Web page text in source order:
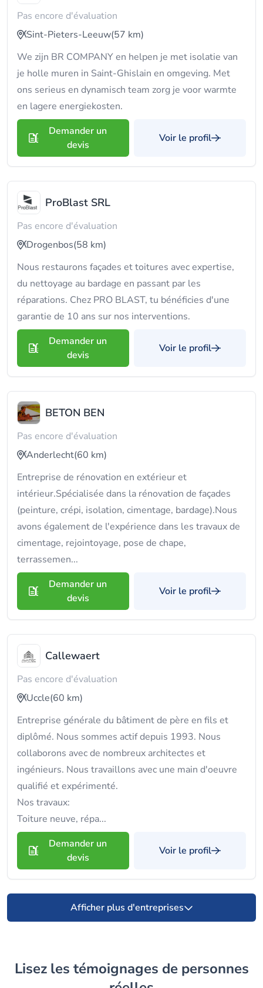
Pas encore d'évaluation
Sint-Pieters-Leeuw(57 km)
We zijn BR COMPANY en helpen je met isolatie van
je holle muren in Saint-Ghislain en omgeving. Met
ons serieus en dynamisch team zorg je voor warmte
en lagere energiekosten.
Demander un
devis
Voir le profil
ProBlast SRL
Pas encore d'évaluation
Drogenbos(58 km)
Nous restaurons façades et toitures avec expertise,
du nettoyage au bardage en passant par les
réparations. Chez PRO BLAST, tu bénéficies d'une
garantie de 10 ans sur nos interventions.
Demander un
devis
Voir le profil
BETON BEN
Pas encore d'évaluation
Anderlecht(60 km)
Entreprise de rénovation en extérieur et
intérieur.Spécialisée dans la rénovation de façades
(peinture, crépi, isolation, cimentage, bardage).Nous
avons également de l'expérience dans les travaux de
cimentage, rejointoyage, pose de chape,
terrassemen...
Demander un
devis
Voir le profil
Callewaert
Pas encore d'évaluation
Uccle(60 km)
Entreprise générale du bâtiment de père en fils et
diplômé. Nous sommes actif depuis 1993. Nous
collaborons avec de nombreux architectes et
ingénieurs. Nous travaillons avec une main d'oeuvre
qualifié et expérimenté.
Nos travaux:
Toiture neuve, répa...
Demander un
devis
Voir le profil
Afficher plus d'entreprises
Lisez les témoignages de personnes